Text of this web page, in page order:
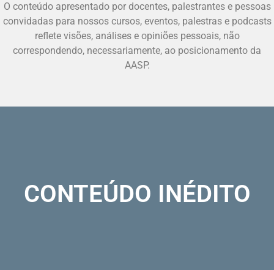
O conteúdo apresentado por docentes, palestrantes e pessoas
convidadas para nossos cursos, eventos, palestras e podcasts
reflete visões, análises e opiniões pessoais, não
correspondendo, necessariamente, ao posicionamento da
AASP.
CONTEÚDO INÉDITO